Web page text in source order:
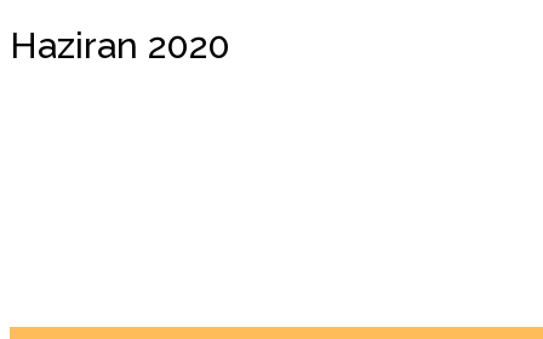
Haziran 2020